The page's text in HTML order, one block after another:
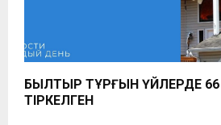
БЫЛТЫР ТҰРҒЫН ҮЙЛЕРДЕ
ТІРКЕЛГЕН